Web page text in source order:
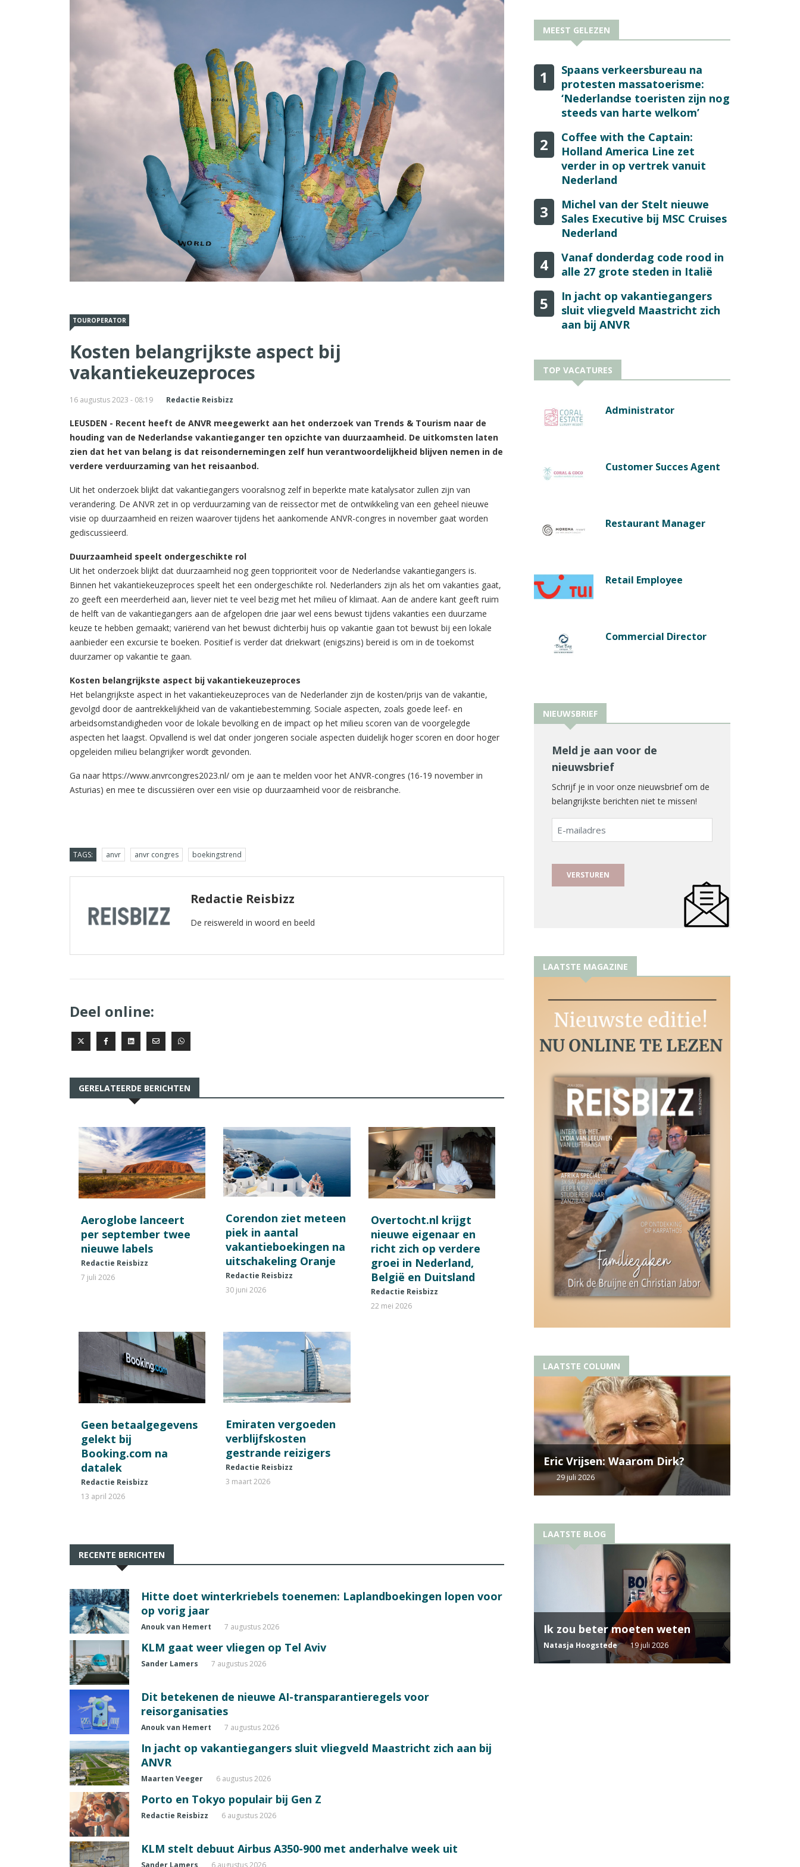
TOUROPERATOR
Kosten belangrijkste aspect bij
vakantiekeuzeproces
16 augustus 2023 - 08:19 Redactie Reisbizz
LEUSDEN - Recent heeft de ANVR meegewerkt aan het onderzoek van Trends & Tourism naar de
houding van de Nederlandse vakantieganger ten opzichte van duurzaamheid. De uitkomsten laten
zien dat het van belang is dat reisondernemingen zelf hun verantwoordelijkheid blijven nemen in de
verdere verduurzaming van het reisaanbod.
Uit het onderzoek blijkt dat vakantiegangers vooralsnog zelf in beperkte mate katalysator zullen zijn van
verandering. De ANVR zet in op verduurzaming van de reissector met de ontwikkeling van een geheel nieuwe
visie op duurzaamheid en reizen waarover tijdens het aankomende ANVR-congres in november gaat worden
gediscussieerd.
Duurzaamheid speelt ondergeschikte rol
Uit het onderzoek blijkt dat duurzaamheid nog geen topprioriteit voor de Nederlandse vakantiegangers is.
Binnen het vakantiekeuzeproces speelt het een ondergeschikte rol. Nederlanders zijn als het om vakanties gaat,
zo geeft een meerderheid aan, liever niet te veel bezig met het milieu of klimaat. Aan de andere kant geeft ruim
de helft van de vakantiegangers aan de afgelopen drie jaar wel eens bewust tijdens vakanties een duurzame
keuze te hebben gemaakt; variërend van het bewust dichterbij huis op vakantie gaan tot bewust bij een lokale
aanbieder een excursie te boeken. Positief is verder dat driekwart (enigszins) bereid is om in de toekomst
duurzamer op vakantie te gaan.
Kosten belangrijkste aspect bij vakantiekeuzeproces
Het belangrijkste aspect in het vakantiekeuzeproces van de Nederlander zijn de kosten/prijs van de vakantie,
gevolgd door de aantrekkelijkheid van de vakantiebestemming. Sociale aspecten, zoals goede leef- en
arbeidsomstandigheden voor de lokale bevolking en de impact op het milieu scoren van de voorgelegde
aspecten het laagst. Opvallend is wel dat onder jongeren sociale aspecten duidelijk hoger scoren en door hoger
opgeleiden milieu belangrijker wordt gevonden.
Ga naar https://www.anvrcongres2023.nl/ om je aan te melden voor het ANVR-congres (16-19 november in
Asturias) en mee te discussiëren over een visie op duurzaamheid voor de reisbranche.
TAGS: anvr anvr congres boekingstrend
Redactie Reisbizz
De reiswereld in woord en beeld
Deel online:
GERELATEERDE BERICHTEN
Aeroglobe lanceert
per september twee
nieuwe labels
Redactie Reisbizz
7 juli 2026
Corendon ziet meteen
piek in aantal
vakantieboekingen na
uitschakeling Oranje
Redactie Reisbizz
30 juni 2026
Overtocht.nl krijgt
nieuwe eigenaar en
richt zich op verdere
groei in Nederland,
België en Duitsland
Redactie Reisbizz
22 mei 2026
Geen betaalgegevens
gelekt bij
Booking.com na
datalek
Redactie Reisbizz
13 april 2026
Emiraten vergoeden
verblijfskosten
gestrande reizigers
Redactie Reisbizz
3 maart 2026
RECENTE BERICHTEN
Hitte doet winterkriebels toenemen: Laplandboekingen lopen voor
op vorig jaar
Anouk van Hemert 7 augustus 2026
KLM gaat weer vliegen op Tel Aviv
Sander Lamers 7 augustus 2026
Dit betekenen de nieuwe AI-transparantieregels voor
reisorganisaties
Anouk van Hemert 7 augustus 2026
In jacht op vakantiegangers sluit vliegveld Maastricht zich aan bij
ANVR
Maarten Veeger 6 augustus 2026
Porto en Tokyo populair bij Gen Z
Redactie Reisbizz 6 augustus 2026
KLM stelt debuut Airbus A350-900 met anderhalve week uit
Sander Lamers 6 augustus 2026
MEEST GELEZEN
1
Spaans verkeersbureau na
protesten massatoerisme:
‘Nederlandse toeristen zijn nog
steeds van harte welkom’
2
Coffee with the Captain:
Holland America Line zet
verder in op vertrek vanuit
Nederland
3
Michel van der Stelt nieuwe
Sales Executive bij MSC Cruises
Nederland
4
Vanaf donderdag code rood in
alle 27 grote steden in Italië
5
In jacht op vakantiegangers
sluit vliegveld Maastricht zich
aan bij ANVR
TOP VACATURES
Administrator
Customer Succes Agent
Restaurant Manager
Retail Employee
Commercial Director
NIEUWSBRIEF
Meld je aan voor de
nieuwsbrief
Schrijf je in voor onze nieuwsbrief om de
belangrijkste berichten niet te missen!
E-
mailadres
LAATSTE MAGAZINE
LAATSTE COLUMN
Eric Vrijsen: Waarom Dirk?
29 juli 2026
LAATSTE BLOG
Ik zou beter moeten weten
Natasja Hoogstede 19 juli 2026